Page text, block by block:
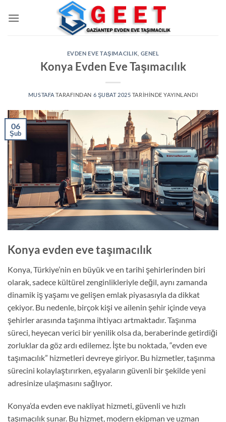
atla
EVDEN EVE TAŞIMACILIK GENEL
Konya Evden Eve Taşımacılık
MUSTAFA TARAFINDAN 6 ŞUBAT 2025 TARIHINDE YAYINLANDI
06
Şub
Konya evden eve taşımacılık
​Konya, Türkiye’nin en büyük ve en tarihi şehirlerinden biri
olarak, sadece kültürel zenginlikleriyle değil, aynı zamanda
dinamik iş yaşamı ve gelişen emlak piyasasıyla da dikkat
çekiyor. Bu nedenle, birçok kişi ve ailenin şehir içinde veya
şehirler arasında taşınma ihtiyacı artmaktadır. Taşınma
süreci, heyecan verici bir yenilik olsa da, beraberinde getirdiği
zorluklar da göz ardı edilemez. İşte bu noktada, “evden eve
taşımacılık” hizmetleri devreye giriyor. Bu hizmetler, taşınma
sürecini kolaylaştırırken, eşyaların güvenli bir şekilde yeni
adresinize ulaşmasını sağlıyor.
Konya’da evden eve nakliyat hizmeti, güvenli ve hızlı
taşımacılık sunar. Bu hizmet, modern ekipman ve uzman